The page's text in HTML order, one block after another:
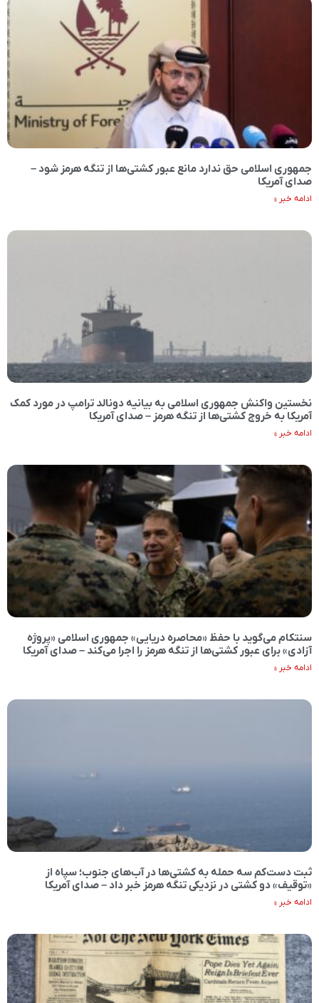
جمهوری اسلامی حق ندارد مانع عبور کشتی‌ها از تنگه هرمز شود –
صدای آمریکا
ادامه خبر »
نخستین واکنش جمهوری اسلامی به بیانیه دونالد ترامپ در مورد کمک
آمریکا به خروج کشتی‌ها از تنگه هرمز – صدای آمریکا
ادامه خبر »
سنتکام می‌گوید با حفظ «محاصره دریایی» جمهوری اسلامی «پروژه
آزادی» برای عبور کشتی‌ها از تنگه هرمز را اجرا می‌کند – صدای آمریکا
ادامه خبر »
ثبت دست‌کم سه حمله به کشتی‌ها در آب‌های جنوب؛ سپاه از
«توقیف» دو کشتی در نزدیکی تنگه هرمز خبر داد – صدای آمریکا
ادامه خبر »